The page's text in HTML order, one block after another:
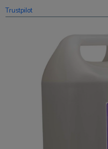
Trustpilot